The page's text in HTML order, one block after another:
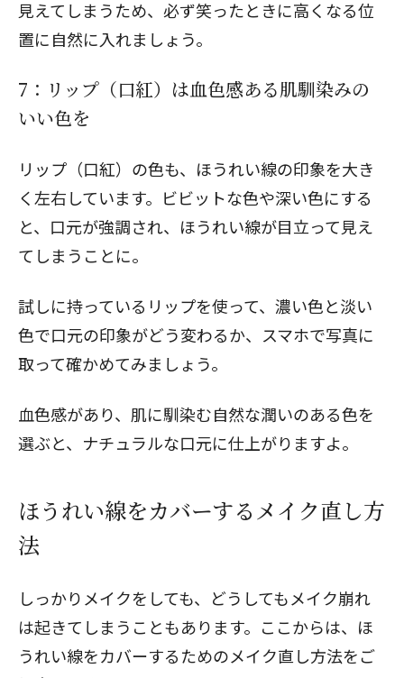
見えてしまうため、必ず笑ったときに高くなる位
置に自然に入れましょう。
7：リップ（口紅）は血色感ある肌馴染みの
いい色を
リップ（口紅）の色も、ほうれい線の印象を大き
く左右しています。ビビットな色や深い色にする
と、口元が強調され、ほうれい線が目立って見え
てしまうことに。
試しに持っているリップを使って、濃い色と淡い
色で口元の印象がどう変わるか、スマホで写真に
取って確かめてみましょう。
血色感があり、肌に馴染む自然な潤いのある色を
選ぶと、ナチュラルな口元に仕上がりますよ。
ほうれい線をカバーするメイク直し方
法
しっかりメイクをしても、どうしてもメイク崩れ
は起きてしまうこともあります。ここからは、ほ
うれい線をカバーするためのメイク直し方法をご